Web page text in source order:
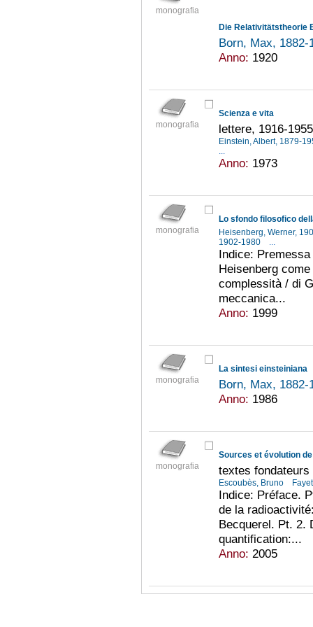
monografia
Born, Max,
Anno: 1920
monografia
Scienza e vita
lettere, 1916-1955
Einstein, Albert, 1879-
...
Anno: 1973
monografia
Lo sfondo filosofico
Heisenberg, Werner,
1902-1980
...
Indice:
Heisenberg
complessità / di
meccanica...
Anno: 1999
monografia
La sintesi einsteiniana
Born, Max,
Anno: 1986
monografia
Sources et évolution
textes fondateurs
Escoubès, Bruno
Indice: Préface.
de la
Becquerel. Pt. 2.
quantification:...
Anno: 2005